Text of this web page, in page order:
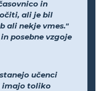
in
ali je bil
ali nekje vmes."
posebne vzgoje
učenci
imajo toliko